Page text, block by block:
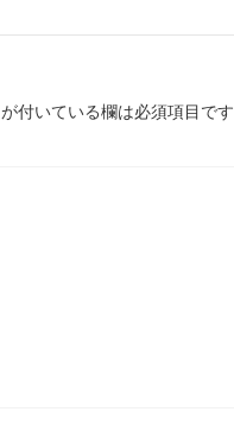
が付いている欄は必須項目です